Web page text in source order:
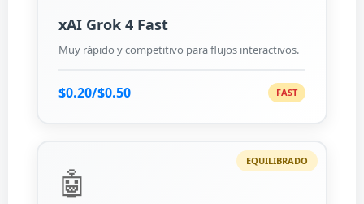
xAI Grok 4 Fast
Muy rápido y competitivo para flujos interactivos.
$0.20/$0.50 FAST
EQUILIBRADO
🤖